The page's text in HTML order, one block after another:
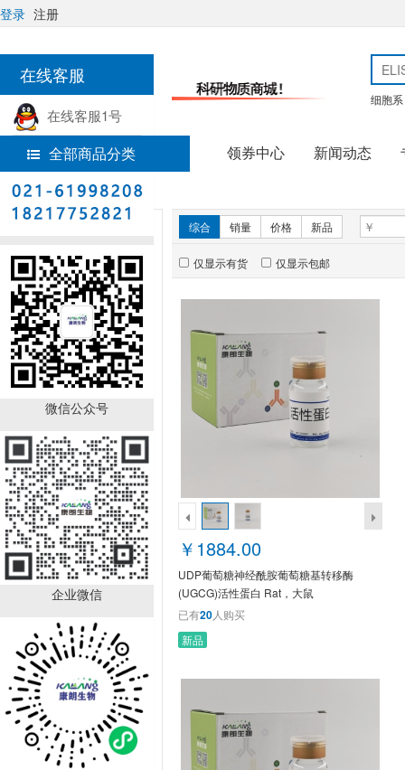
在线客服
在线客服1号
热线电话
微信公众号
企业微信
登录 注册
细胞系
全部商品分类 领券中心 新闻动态
首页
免疫组学试剂
新品推荐
UDP葡萄糖神经酰胺葡萄
蛋白 Rat，大鼠
KLAP18001Mi
￥1884.00
已有20人购买
生长停滞DNA损伤可诱导
蛋白α(GADD45a)活性蛋
白 Rat，大鼠
KLAP13055Ra
￥1721.00
已有 20人购买
综合 销量 价格 新品
仅显示有货 仅显示包邮
￥1884.00
UDP葡萄糖神经酰胺葡萄糖基转移酶
(UGCG)活性蛋白 Rat，大鼠
KLAP18001Mi
已有20人购买
新品